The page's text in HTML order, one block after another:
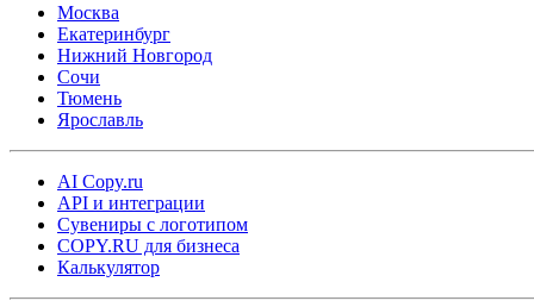
Москва
Екатеринбург
Нижний Новгород
Сочи
Тюмень
Ярославль
AI Copy.ru
API и интеграции
Сувениры с логотипом
COPY.RU для бизнеса
Калькулятор